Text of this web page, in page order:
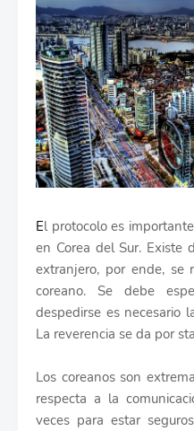
El protocolo es
en Corea del Sur. Existe
extranjero, por ende, se
coreano. Se debe
despedirse es necesario
La reverencia se da por
Los coreanos son
respecta a la
veces para estar